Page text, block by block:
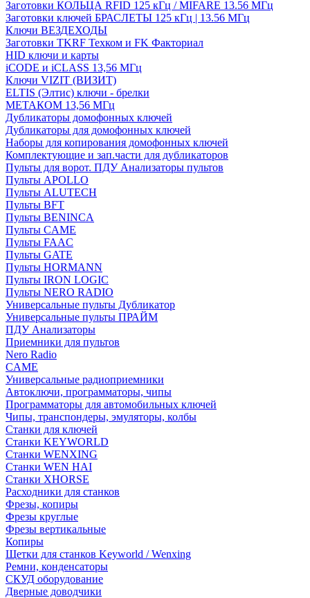
Заготовки КОЛЬЦА RFID 125 кГц / MIFARE 13.56 МГц
Заготовки ключей БРАСЛЕТЫ 125 кГц | 13.56 МГц
Ключи ВЕЗДЕХОДЫ
Заготовки TKRF Техком и FK Факториал
HID ключи и карты
iCODE и iCLASS 13,56 МГц
Ключи VIZIT (ВИЗИТ)
ELTIS (Элтис) ключи - брелки
МЕТАКОМ 13,56 МГц
Дубликаторы домофонных ключей
Дубликаторы для домофонных ключей
Наборы для копирования домофонных ключей
Комплектующие и зап.части для дубликаторов
Пульты для ворот. ПДУ Анализаторы пультов
Пульты APOLLO
Пульты ALUTECH
Пульты BFT
Пульты BENINCA
Пульты CAME
Пульты FAAC
Пульты GATE
Пульты HORMANN
Пульты IRON LOGIC
Пульты NERO RADIO
Универсальные пульты Дубликатор
Универсальные пульты ПРАЙМ
ПДУ Анализаторы
Приемники для пультов
Nero Radio
CAME
Универсальные радиоприемники
Автоключи, программаторы, чипы
Программаторы для автомобильных ключей
Чипы, транспондеры, эмуляторы, колбы
Станки для ключей
Станки KEYWORLD
Станки WENXING
Станки WEN HAI
Станки XHORSE
Расходники для станков
Фрезы, копиры
Фрезы круглые
Фрезы вертикальные
Копиры
Щетки для станков Keyworld / Wenxing
Ремни, конденсаторы
СКУД оборудование
Дверные доводчики